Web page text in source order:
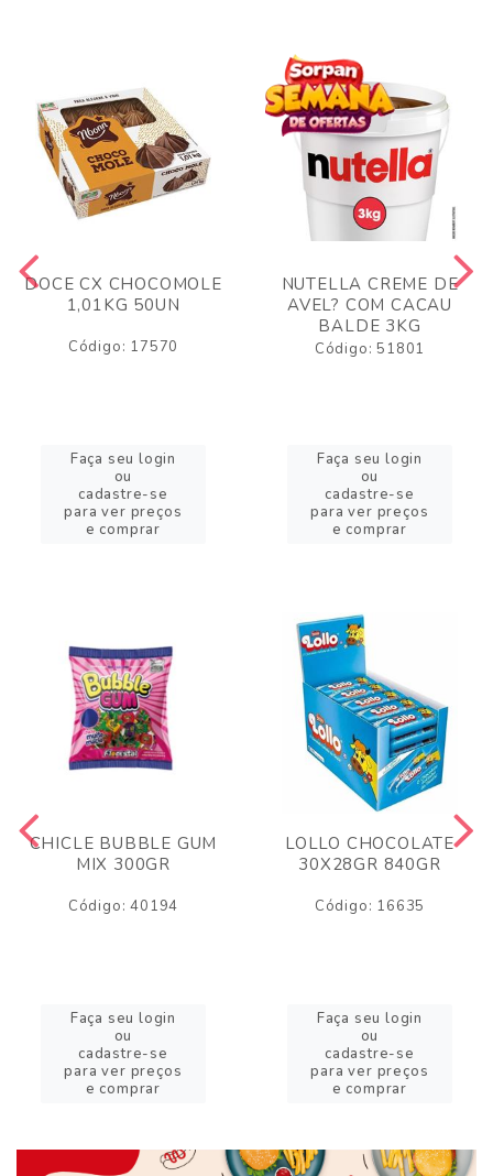
DOCE CX CHOCOMOLE
1,01KG 50UN
Código: 17570
Faça seu login
ou
cadastre-se
para ver preços
e comprar
NUTELLA CREME DE
AVEL? COM CACAU
BALDE 3KG
Código: 51801
Faça seu login
ou
cadastre-se
para ver preços
e comprar
CHICLE BUBBLE GUM
MIX 300GR
Código: 40194
Faça seu login
ou
cadastre-se
para ver preços
e comprar
LOLLO CHOCOLATE
30X28GR 840GR
Código: 16635
Faça seu login
ou
cadastre-se
para ver preços
e comprar